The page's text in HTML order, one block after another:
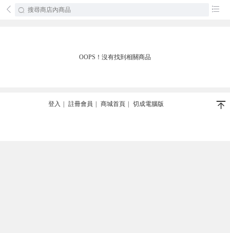
󰄕 󰂦
OOPS！沒有找到相關商品
登入 註冊會員 商城首頁 切成電腦版 󰄬